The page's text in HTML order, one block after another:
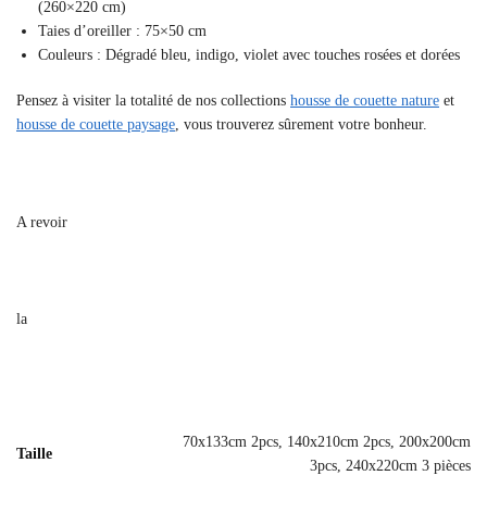
(260×220 cm)
Taies d’oreiller : 75×50 cm
Couleurs : Dégradé bleu, indigo, violet avec touches rosées et dorées
Pensez à visiter la totalité de nos collections housse de couette nature et
housse de couette paysage, vous trouverez sûrement votre bonheur.
A revoir
la
Taille
70x133cm 2pcs, 140x210cm 2pcs, 200x200cm
3pcs, 240x220cm 3 pièces